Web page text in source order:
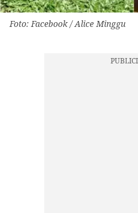
Foto: Facebook / Alice Minggu